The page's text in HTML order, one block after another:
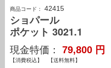
商品コード： 42415
ショパール
ポケット 3021.1
現金特価： 79,800 円
【消費税込】 【送料無料】